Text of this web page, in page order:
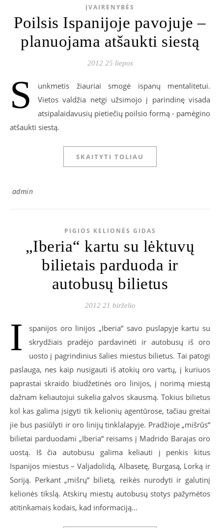
ĮVAIRENYBĖS
Poilsis Ispanijoje pavojuje –
planuojama atšaukti siestą
2012 25 liepos
S
unkmetis žiauriai smogė ispanų mentalitetui.
Vietos valdžia netgi užsimojo į parindinę visada
atsipalaidavusių pietiečių poilsio formą - pamėgino
atšaukti siestą.
SKAITYTI TOLIAU
admin
PIGIOS KELIONĖS GIDAS
„Iberia“ kartu su lėktuvų
bilietais parduoda ir
autobusų bilietus
2012 21 birželio
I
spanijos oro linijos „Iberia“ savo puslapyje kartu su
skrydžiais pradėjo pardavinėti ir autobusų iš oro
uosto į pagrindinius šalies miestus bilietus. Tai patogi
paslauga, nes kaip nusigauti iš atokių oro vartų, į kuriuos
paprastai skraido biudžetinės oro linijos, į norimą miestą
dažnam keliautojui sukelia galvos skausmą. Tokius bilietus
kol kas galima įsigyti tik kelionių agentūrose, tačiau greitai
jie bus pasiūlyti ir oro linijų tinklalapyje. Pradžioje „mišrūs“
bilietai parduodami „Iberia“ reisams į Madrido Barajas oro
uostą. Iš čia autobusu galima keliauti į penkis kitus
Ispanijos miestus – Valjadolidą, Albasetę, Burgasą, Lorką ir
Soriją. Perkant „mišrų“ bilietą, reikės nurodyti ir galutinį
kelionės tikslą. Atskirų miestų autobusų stotys pažymėtos
atitinkamais kodais, kad informaciją…